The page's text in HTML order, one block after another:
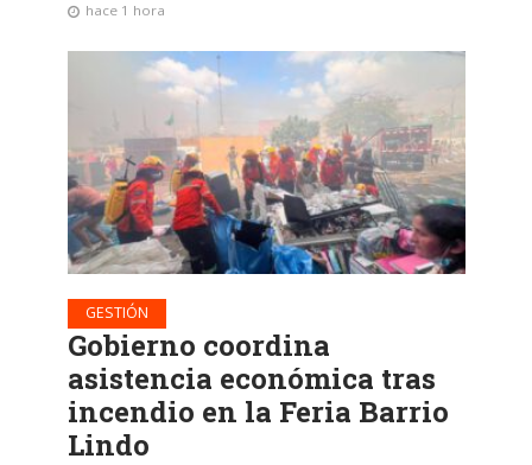
hace 1 hora
GESTIÓN
Gobierno coordina
asistencia económica tras
incendio en la Feria Barrio
Lindo